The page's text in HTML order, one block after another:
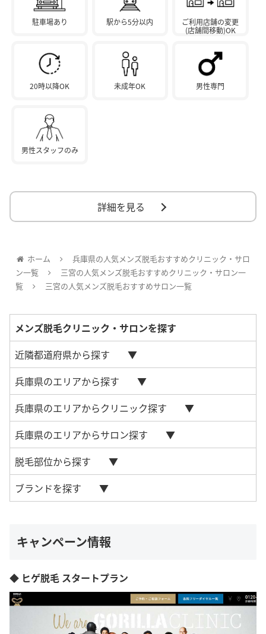
駐車場あり 駅から5分以内
ご利用店舗の変更
(店舗間移動)OK
20時以降OK 未成年OK 男性専門
男性スタッフのみ
詳細を見る
ホーム
兵庫県の人気メンズ脱毛おすすめクリニック・サロ
ン一覧
三宮の人気メンズ脱毛おすすめクリニック・サロン一
覧
三宮の人気メンズ脱毛おすすめサロン一覧
メンズ脱毛クリニック・サロンを探す
近隣都道府県から探す
兵庫県のエリアから探す
兵庫県のエリアからクリニック探す
兵庫県のエリアからサロン探す
脱毛部位から探す
ブランドを探す
キャンペーン情報
◆ ヒゲ脱毛 スタートプラン